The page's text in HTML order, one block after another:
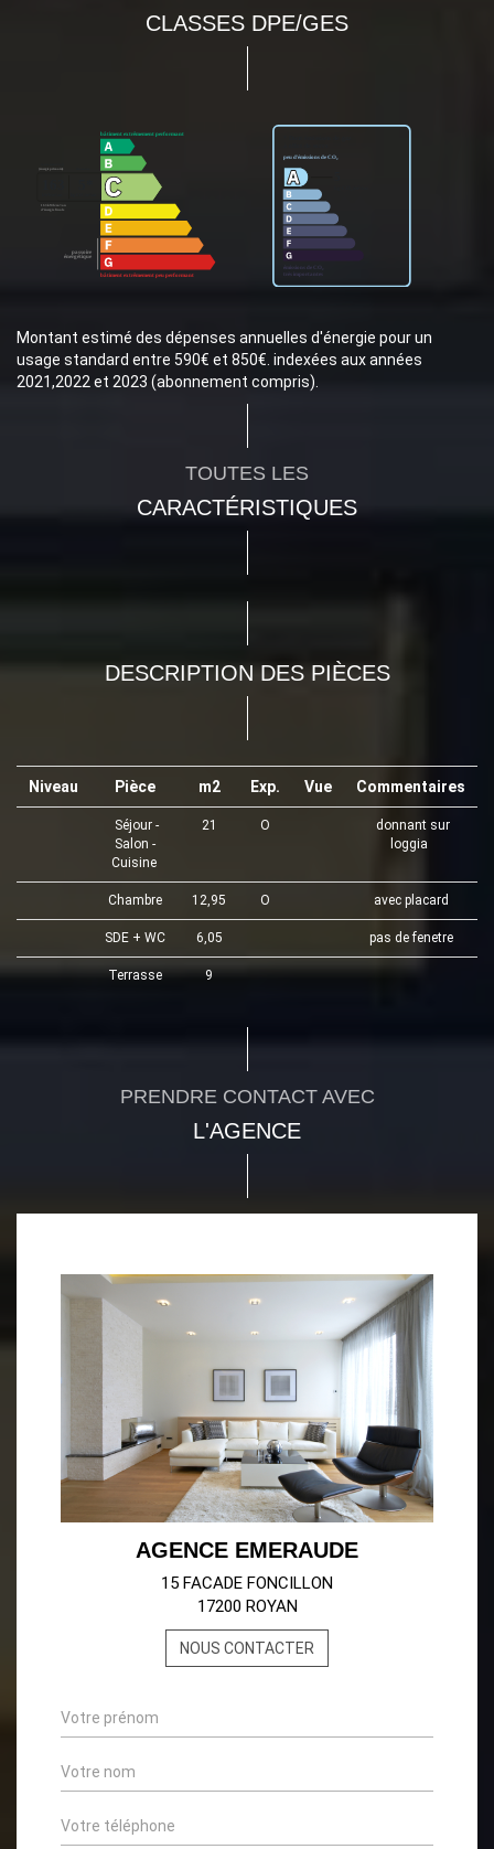
CLASSES DPE/GES
Montant estimé des dépenses annuelles d'énergie pour un
usage standard entre 590€ et 850€. indexées aux années
2021,2022 et 2023 (abonnement compris).
TOUTES LES
CARACTÉRISTIQUES
DESCRIPTION DES PIÈCES
Niveau Pièce m2 Exp. Vue Commentaires
Séjour -
Salon -
Cuisine
21 O
donnant sur
loggia
Chambre 12,95 O avec placard
SDE + WC 6,05 pas de fenetre
Terrasse 9
PRENDRE CONTACT AVEC
L'AGENCE
AGENCE EMERAUDE
15 FACADE FONCILLON
17200 ROYAN
NOUS CONTACTER